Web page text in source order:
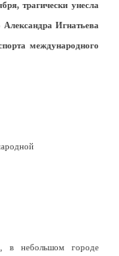
трагически унесла
Игнатьева
международного
в небольшом городе